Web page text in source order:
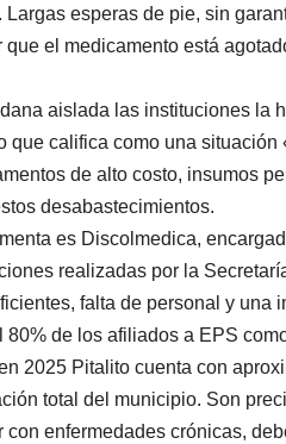
esperas de pie, sin
el medicamento está
aislada las instituciones la
que califica como una
de alto costo, insumos
desabastecimientos.
es Discolmedica,
realizadas por la
falta de personal y una
de los afiliados a EPS
2025 Pitalito cuenta con
total del municipio. Son
enfermedades crónicas,